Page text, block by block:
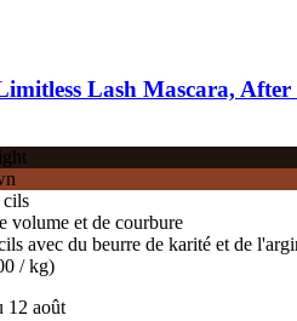
Lash Mascara,
cils
volume et de courbure
avec du beurre de karité et de
/ kg)
12 août